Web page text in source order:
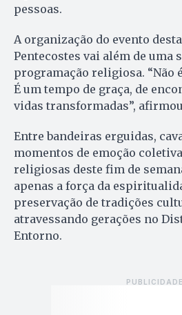
pessoas.
A organização do evento
Pentecostes vai além de uma
programação religiosa. “Não
É um tempo de graça, de
vidas transformadas”,
Entre bandeiras erguidas,
momentos de emoção
religiosas deste fim de
apenas a força da
preservação de tradições
atravessando gerações no
Entorno.